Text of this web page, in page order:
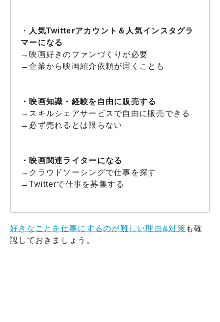
・ 人気Twitterアカウント＆人気インスタグラ
マーになる
→映画好きのファンづくりが必要
→企業から映画紹介依頼が届くことも
・映画知識・経験を自由に販売する
→スキルシェアサービスで自由に販売できる
→必ず売れるとは限らない
・映画関連ライターになる
→クラウドソーシングで仕事を探す
→Twitterで仕事を募集する
好きなことを仕事にするのが難しい理由&対策 も確
認しておきましょう。